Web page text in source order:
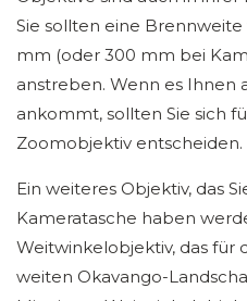
Sie sollten eine
mm (oder 300 mm bei
anstreben. Wenn es Ihnen
ankommt, sollten Sie sich
Zoomobjektiv entscheiden.
Ein weiteres Objektiv, das
Kameratasche haben
Weitwinkelobjektiv, das für
weiten Okavango-